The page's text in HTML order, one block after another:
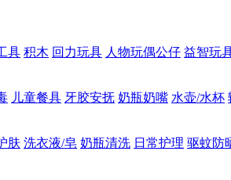
具 积木 回力玩具 人物玩偶公仔 益智玩
儿童餐具 牙胶安抚 奶瓶奶嘴 水壶/水杯
肤 洗衣液/皂 奶瓶清洗 日常护理 驱蚊防